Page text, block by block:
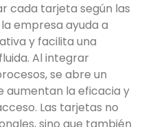
cada tarjeta según las
empresa ayuda a
y facilita una
Al integrar
se abre un
aumentan la eficacia y
Las tarjetas no